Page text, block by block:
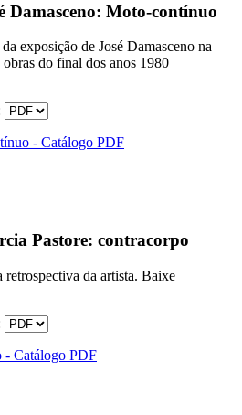
Damasceno: Moto-contínuo
exposição de José Damasceno na
do final dos anos 1980
- Catálogo PDF
Pastore: contracorpo
da artista. Baixe
- Catálogo PDF